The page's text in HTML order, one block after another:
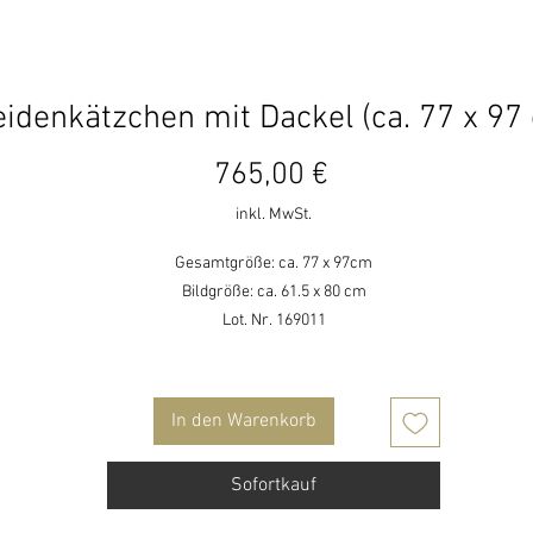
mit Dackel (ca. 77 x 97
765,00 €Preis
inkl. MwSt.
Gesamtgröße: ca. 77 x 97cm
Bildgröße: ca. 61.5 x 80 cm
Lot. Nr. 169011
In den Warenkorb
Sofortkauf